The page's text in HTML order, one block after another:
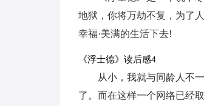
地狱，你将万劫不复，为了
幸福·美满的生活下去!
《浮士德》读后感4
从小，我就与同龄人不
了。而在这样一个网络已经